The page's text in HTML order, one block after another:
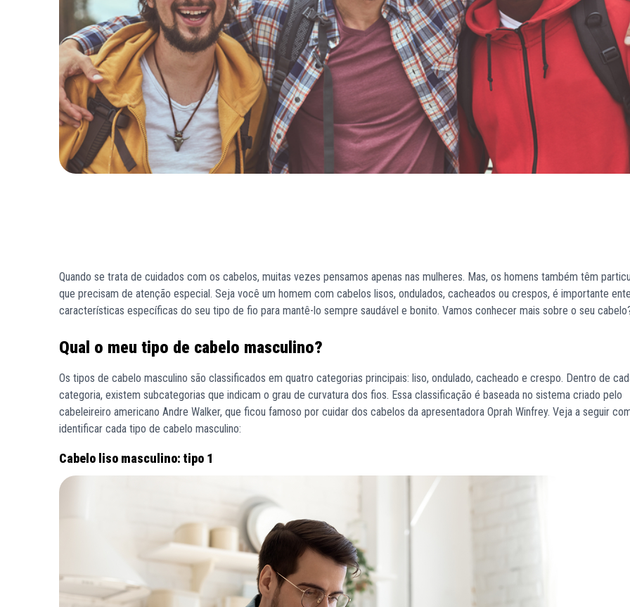
Quando se trata de cuidados com os cabelos, muitas vezes pensamos apenas nas mulheres. Mas, os homens também têm
que precisam de atenção especial. Seja você um homem com cabelos lisos, ondulados, cacheados ou crespos, é importante
características específicas do seu tipo de fio para mantê-lo sempre saudável e bonito. Vamos conhecer mais sobre o seu
Qual o meu tipo de cabelo masculino?
Os tipos de cabelo masculino são classificados em quatro categorias principais: liso, ondulado, cacheado e crespo. Dentro de
categoria, existem subcategorias que indicam o grau de curvatura dos fios. Essa classificação é baseada no sistema criado pelo
cabeleireiro americano Andre Walker, que ficou famoso por cuidar dos cabelos da apresentadora Oprah Winfrey. Veja a seguir
identificar cada tipo de cabelo masculino:
Cabelo liso masculino: tipo 1